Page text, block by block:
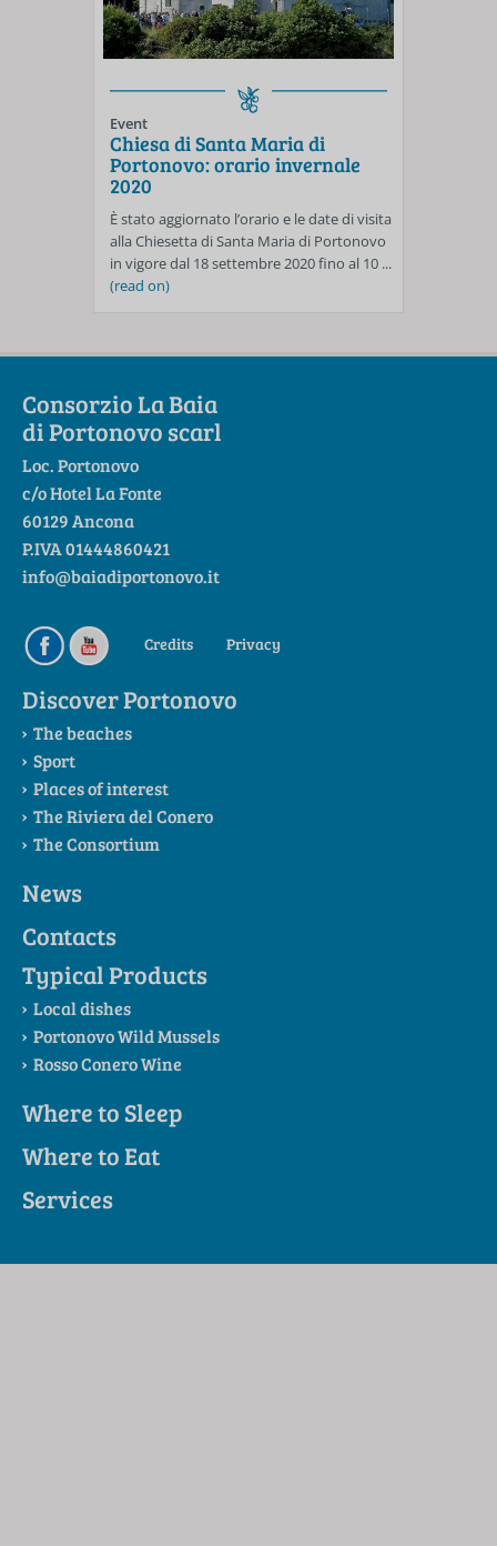
Event
Chiesa di Santa Maria di
Portonovo: orario invernale
2020
È stato aggiornato l’orario e le date di visita
alla Chiesetta di Santa Maria di Portonovo
in vigore dal 18 settembre 2020 fino al 10 ...
(read on)
Consorzio La Baia
di Portonovo scarl
Loc. Portonovo
c/o Hotel La Fonte
60129 Ancona
P.IVA 01444860421
info@baiadiportonovo.it
Credits Privacy
Discover Portonovo
The beaches
Sport
Places of interest
The Riviera del Conero
The Consortium
News
Contacts
Typical Products
Local dishes
Portonovo Wild Mussels
Rosso Conero Wine
Where to Sleep
Where to Eat
Services